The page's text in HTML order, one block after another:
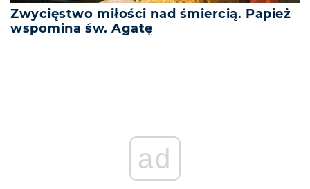
Zwycięstwo miłości nad śmiercią. Papież
wspomina św. Agatę
ad